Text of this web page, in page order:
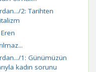
2: Tarihten
1: Günümüzün
kadın sorunu